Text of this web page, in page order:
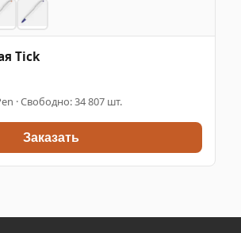
Tick
· Свободно: 34 807 шт.
Заказать